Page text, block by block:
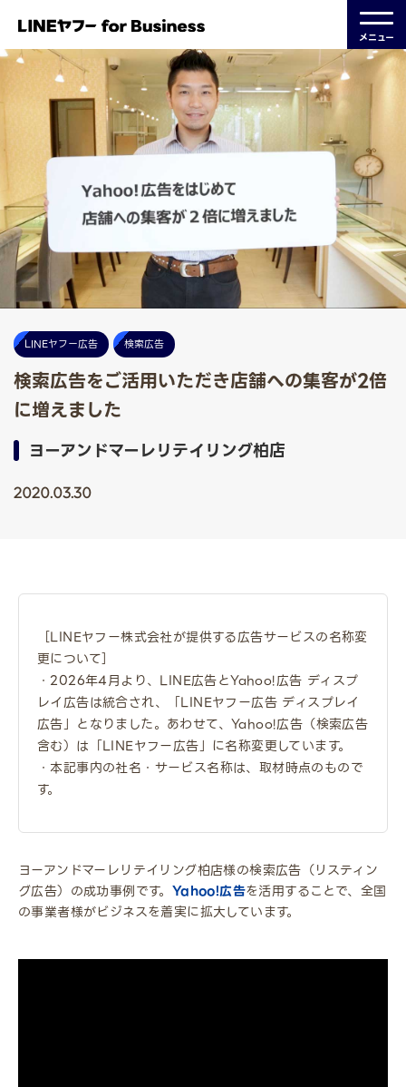
メニュー
LINEヤフー広告 検索広告
検索広告をご活用いただき店舗への集客が2倍
に増えました
ヨーアンドマーレリテイリング柏店
2020.03.30
［LINEヤフー株式会社が提供する広告サービスの名称変
更について］
・2026年4月より、LINE広告とYahoo!広告 ディスプ
レイ広告は統合され、「LINEヤフー広告 ディスプレイ
広告」となりました。あわせて、Yahoo!広告（検索広告
含む）は「LINEヤフー広告」に名称変更しています。
・本記事内の社名・サービス名称は、取材時点のもので
す。
ヨーアンドマーレリテイリング柏店様の検索広告（リスティン
グ広告）の成功事例です。 Yahoo!広告を活用することで、全国
の事業者様がビジネスを着実に拡大しています。